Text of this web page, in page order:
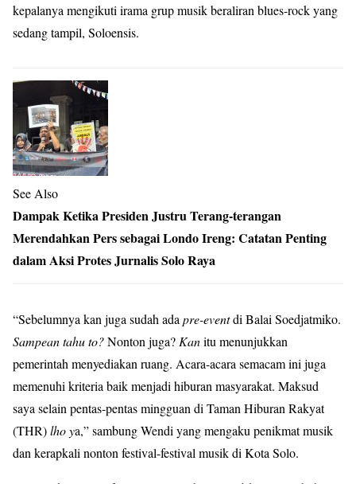
kepalanya mengikuti irama grup musik beraliran blues-rock yang
sedang tampil, Soloensis.
See Also
Dampak Ketika Presiden Justru Terang-terangan
Merendahkan Pers sebagai Londo Ireng: Catatan Penting
dalam Aksi Protes Jurnalis Solo Raya
“Sebelumnya kan juga sudah ada pre-eventdi Balai Soedjatmiko.
Sampean tahu to?Nonton juga? Kanitu menunjukkan
pemerintah menyediakan ruang. Acara-acara semacam ini juga
memenuhi kriteria baik menjadi hiburan masyarakat. Maksud
saya selain pentas-pentas mingguan di Taman Hiburan Rakyat
(THR)lho ya,” sambung Wendi yang mengaku penikmat musik
dan kerapkali nonton festival-festival musik di Kota Solo.